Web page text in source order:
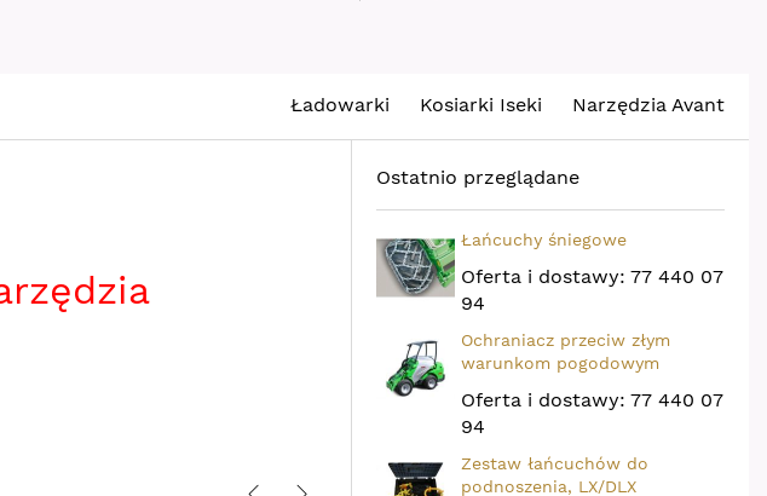
Ładowarki Kosiarki Iseki Narzędzia Avant
Ciągniki i kosiarki
Wszechstronne zastosowanie
ogrodzie
Ostatnio przeglądane
Łańcuchy śniegowe
Oferta i dostawy: 77 440 07
94
Ochraniacz przeciw złym
warunkom pogodowym
Oferta i dostawy: 77 440 07
94
Zestaw łańcuchów do
podnoszenia, LX/DLX